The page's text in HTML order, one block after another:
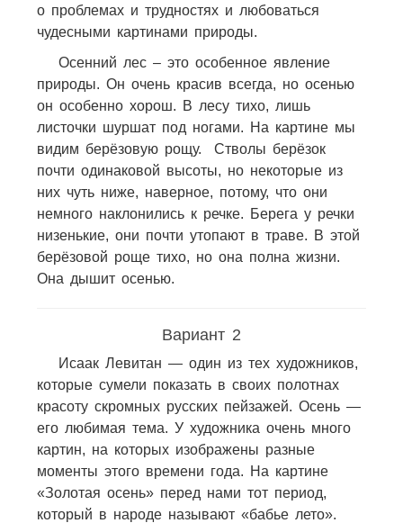
о проблемах и трудностях и любоваться
чудесными картинами природы.
Осенний лес – это особенное явление
природы. Он очень красив всегда, но осенью
он особенно хорош. В лесу тихо, лишь
листочки шуршат под ногами. На картине мы
видим берёзовую рощу. Стволы берёзок
почти одинаковой высоты, но некоторые из
них чуть ниже, наверное, потому, что они
немного наклонились к речке. Берега у речки
низенькие, они почти утопают в траве. В этой
берёзовой роще тихо, но она полна жизни.
Она дышит осенью.
Вариант 2
Исаак Левитан — один из тех художников,
которые сумели показать в своих полотнах
красоту скромных русских пейзажей. Осень —
его любимая тема. У художника очень много
картин, на которых изображены разные
моменты этого времени года. На картине
«Золотая осень» перед нами тот период,
который в народе называют «бабье лето».